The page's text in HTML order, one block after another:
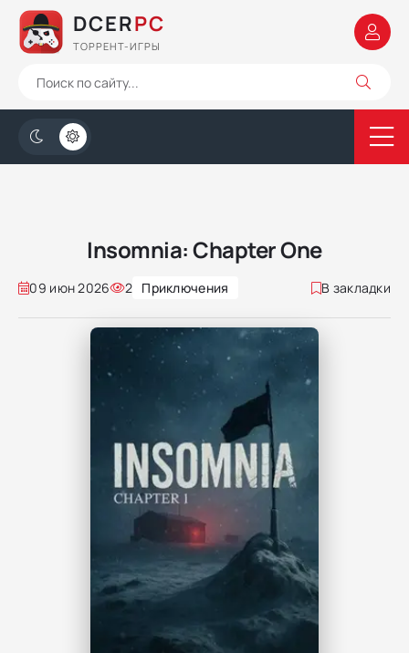
DCERPC
ТОРРЕНТ-ИГРЫ
Insomnia: Chapter One
09 июн 2026 2 Приключения В закладки